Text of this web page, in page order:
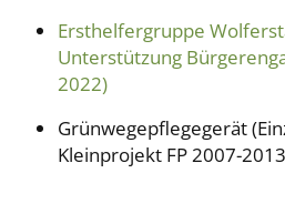
Ersthelfergruppe
Unterstützung
2022)
Grünwegepflegegerät
Kleinprojekt FP 2007-